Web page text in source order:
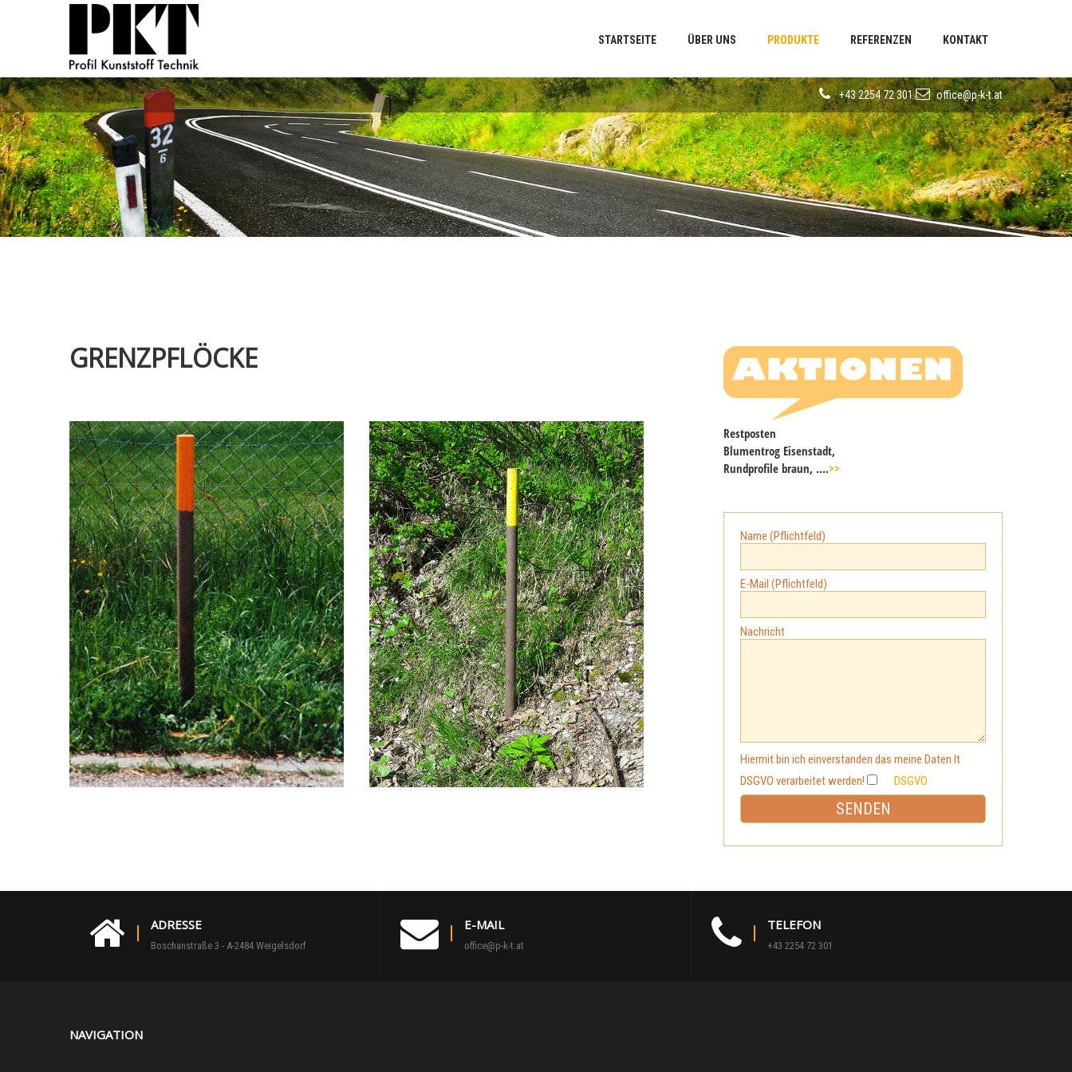
STARTSEITE ÜBER UNS PRODUKTE REFERENZEN KONTAKT
+43 2254 72 301 office@p-k-t.at
GRENZPFLÖCKE
Restposten
Blumentrog Eisenstadt,
Rundprofile braun, ….>>
Name (Pflichtfeld)
E-Mail (Pflichtfeld)
Nachricht
Hiermit bin ich einverstanden das meine Daten lt
DSGVO verarbeitet werden!
DSGVO
ADRESSE
Boschanstraße 3 - A-2484 Weigelsdorf
E-MAIL
office@p-k-t.at
TELEFON
+43 2254 72 301
NAVIGATION